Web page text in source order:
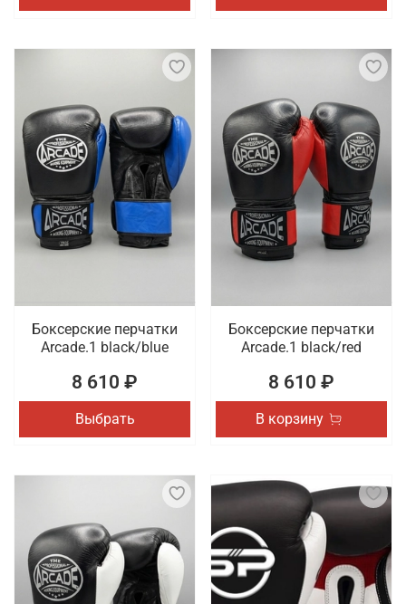
Боксерские перчатки
Arcade.1 black/blue
8 610 ₽
Выбрать
Боксерские перчатки
Arcade.1 black/red
8 610 ₽
В корзину